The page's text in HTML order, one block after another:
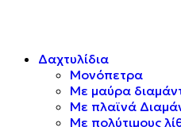
Δαχτυλίδια
Μονόπετρα
Mε μαύρα
Mε πλαϊνά
Mε πολύτιμους